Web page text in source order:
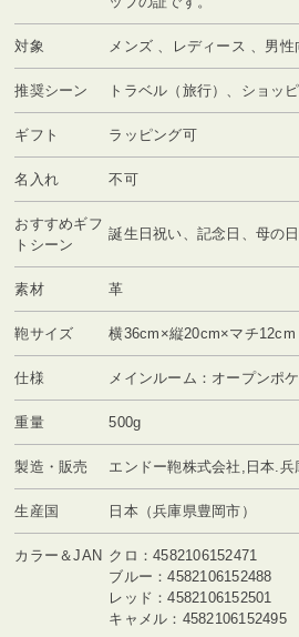
対象 メンズ 、レディース 、男
推奨シーン トラベル（旅行）、ショッ
ギフト ラッピング可
名入れ 不可
おすすめギフ
トシーン
誕生日祝い、記念日、母の日
素材 革
鞄サイズ 横36cm×縦20cm×マチ12cm
仕様 メインルーム：オープンポ
重量 500g
製造・販売 エンドー鞄株式会社,日本.兵
生産国 日本（兵庫県豊岡市）
カラー＆JAN クロ：4582106152471
ブルー：4582106152488
レッド：4582106152501
キャメル：4582106152495